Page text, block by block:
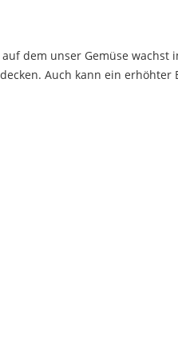
dem unser Gemüse wachst
Auch kann ein erhöhter